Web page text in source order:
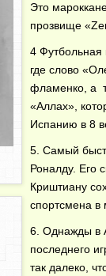
Это
прозвище
4
где слово
фламенко, а
«Аллах»,
Испанию в 8
5. Самый
Роналду. Его
Криштиану
спортсмена в
6. Однажды в
последнего
так далеко,